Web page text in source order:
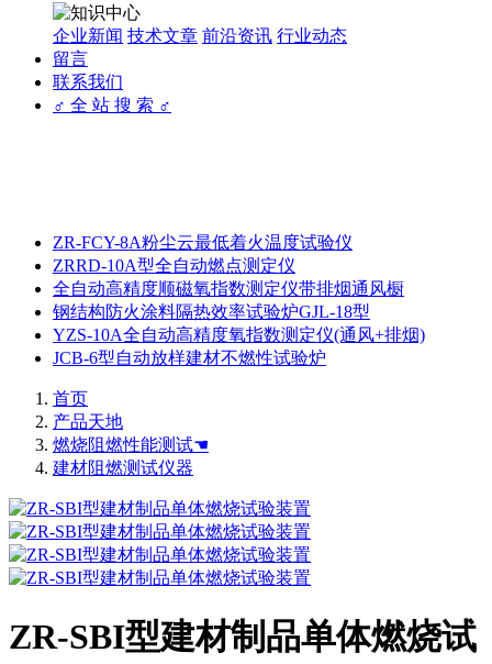
企业新闻 技术文章 前沿资讯 行业动态
留言
联系我们
♂ 全 站 搜 索 ♂
ZR-FCY-8A粉尘云最低着火温度试验仪
ZRRD-10A型全自动燃点测定仪
全自动高精度顺磁氧指数测定仪带排烟通风橱
钢结构防火涂料隔热效率试验炉GJL-18型
YZS-10A全自动高精度氧指数测定仪(通风+排烟)
JCB-6型自动放样建材不燃性试验炉
首页
产品天地
燃烧阻燃性能测试☚
建材阻燃测试仪器
ZR-SBI型建材制品单体燃烧试